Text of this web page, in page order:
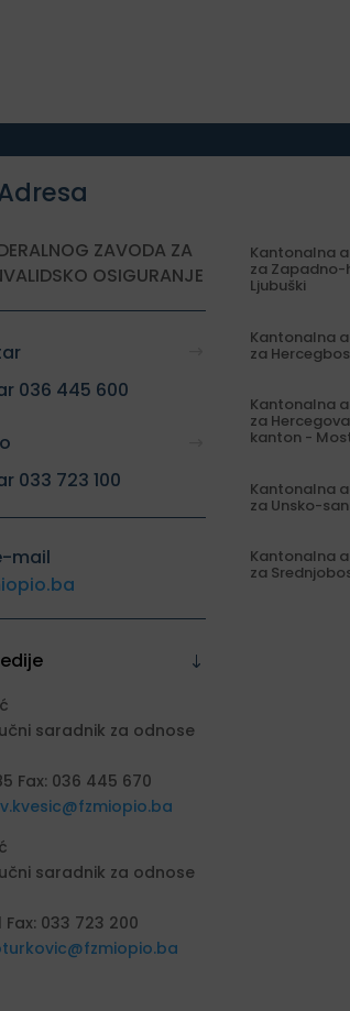
ZAVODA ZA
OSIGURANJE
036 445 600
033 723 100
mail
saradnik za odnose
Fax: 036 445 670
saradnik za odnose
Fax: 033 723 200
Kantonalna
za
Ljubuški
Kantonalna
za
Kantonalna
za
kanton -
Kantonalna
za Unsko-
Kantonalna
za